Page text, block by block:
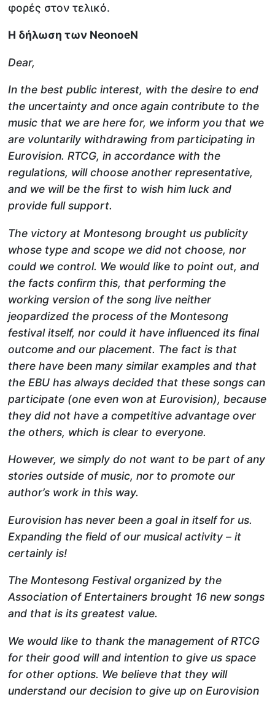
φορές στον τελικό.
H δήλωση των NeonoeN
Dear,
In the best public interest, with the desire to end
the uncertainty and once again contribute to the
music that we are here for, we inform you that we
are voluntarily withdrawing from participating in
Eurovision. RTCG, in accordance with the
regulations, will choose another representative,
and we will be the first to wish him luck and
provide full support.
The victory at Montesong brought us publicity
whose type and scope we did not choose, nor
could we control. We would like to point out, and
the facts confirm this, that performing the
working version of the song live neither
jeopardized the process of the Montesong
festival itself, nor could it have influenced its final
outcome and our placement. The fact is that
there have been many similar examples and that
the EBU has always decided that these songs can
participate (one even won at Eurovision), because
they did not have a competitive advantage over
the others, which is clear to everyone.
However, we simply do not want to be part of any
stories outside of music, nor to promote our
author’s work in this way.
Eurovision has never been a goal in itself for us.
Expanding the field of our musical activity – it
certainly is!
The Montesong Festival organized by the
Association of Entertainers brought 16 new songs
and that is its greatest value.
We would like to thank the management of RTCG
for their good will and intention to give us space
for other options. We believe that they will
understand our decision to give up on Eurovision